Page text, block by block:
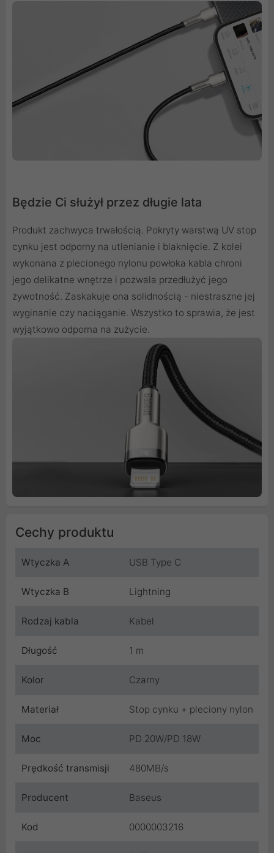
Będzie Ci służył przez długie lata
Produkt zachwyca trwałością. Pokryty warstwą UV stop
cynku jest odporny na utlenianie i blaknięcie. Z kolei
wykonana z plecionego nylonu powłoka kabla chroni
jego delikatne wnętrze i pozwala przedłużyć jego
żywotność. Zaskakuje ona solidnością - niestraszne jej
wyginanie czy naciąganie. Wszystko to sprawia, że jest
wyjątkowo odporna na zużycie.
Cechy produktu
Wtyczka A USB Type C
Wtyczka B Lightning
Rodzaj kabla Kabel
Długość 1 m
Kolor Czarny
Materiał Stop cynku + pleciony nylon
Moc PD 20W/PD 18W
Prędkość transmisji 480MB/s
Producent Baseus
Kod 0000003216